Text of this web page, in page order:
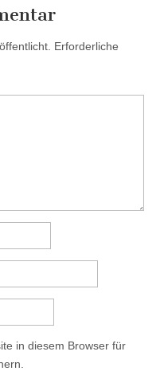
Erforderliche
in diesem Browser für